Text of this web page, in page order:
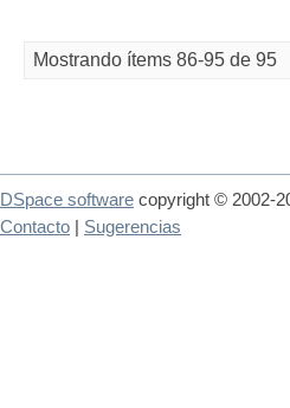
Mostrando ítems 86-95 de 95
DSpace software copyright © 2002-
Contacto Sugerencias